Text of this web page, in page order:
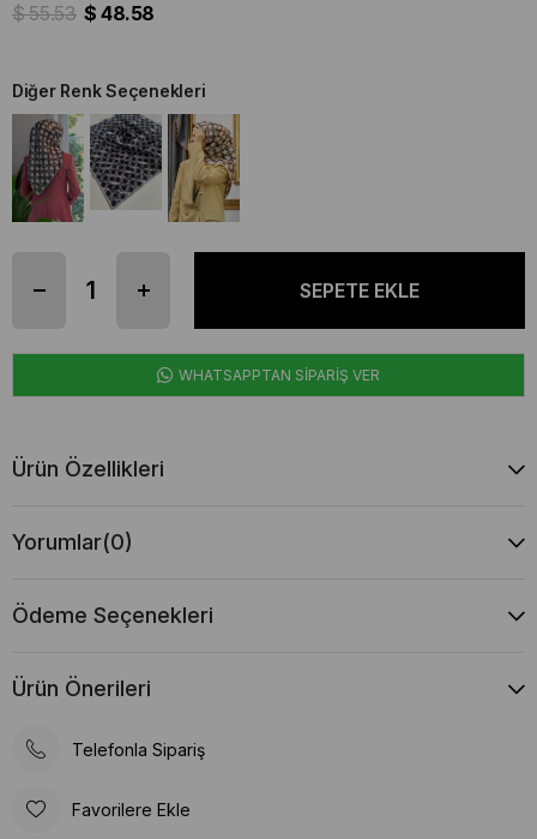
$ 55.53 $ 48.58
Diğer Renk Seçenekleri
WHATSAPPTAN SİPARİŞ VER
Ürün Özellikleri
Yorumlar(0)
Ödeme Seçenekleri
Ürün Önerileri
Telefonla Sipariş
Favorilere Ekle